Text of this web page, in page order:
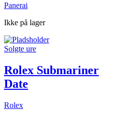
Panerai
Ikke på lager
Solgte ure
Rolex Submariner
Date
Rolex